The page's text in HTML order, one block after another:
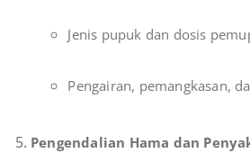
Jenis pupuk dan dosis
Pengairan, pemangkasan,
Pengendalian Hama dan